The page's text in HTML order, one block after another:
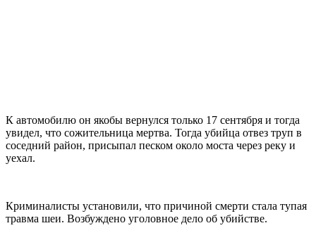
К автомобилю он якобы вернулся только 17 сентября и тогда
увидел, что сожительница мертва. Тогда убийца отвез труп в
соседний район, присыпал песком около моста через реку и
уехал.
Криминалисты установили, что причиной смерти стала тупая
травма шеи. Возбуждено уголовное дело об убийстве.